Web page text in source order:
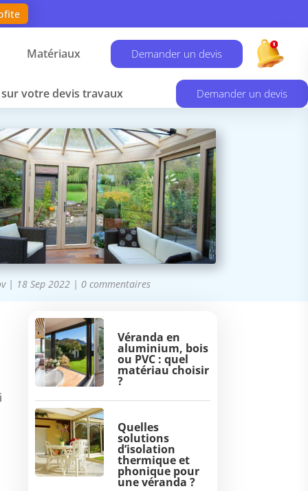
Matériaux Demander un devis
sur votre devis travaux Demander un devis
| 18 Sep 2022| 0 commentaires
Véranda en
aluminium, bois
ou PVC : quel
matériau choisir
?
Quelles
solutions
d’isolation
thermique et
phonique pour
une véranda ?